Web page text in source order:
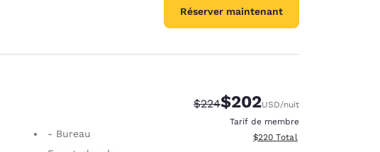
Réserver maintenant
- Bureau
Tarif barré :
$224Tarif réduit :
$202USD/nuit
Tarif de membre
Afficher les détails totaux
$220 Total